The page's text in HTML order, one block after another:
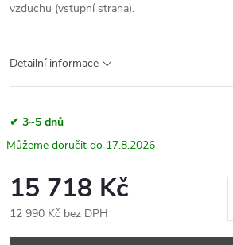
vzduchu (vstupní strana).
Detailní informace
✔ 3~5 dnů
17.8.2026
15 718 Kč
12 990 Kč bez DPH